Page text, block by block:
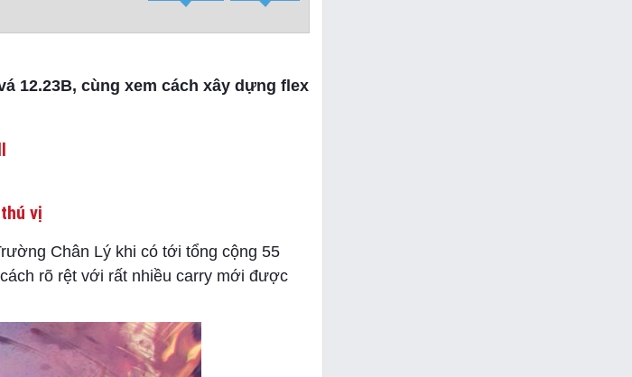
12.23B, cùng xem cách xây dựng flex
vị
Chân Lý khi có tới tổng cộng 55
rõ rệt với rất nhiều carry mới được